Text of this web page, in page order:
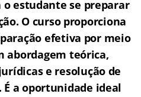
o estudante se preparar
O curso proporciona
efetiva por meio
abordagem teórica,
e resolução de
a oportunidade ideal